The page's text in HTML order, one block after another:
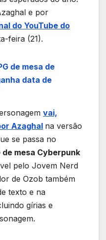
e por
do YouTube do
feira (21).
de mesa de
data de
vai,
Azaghal na versão
se passa no
de mesa Cyberpunk
pelo Jovem Nerd
de Ozob também
texto e na
gírias e